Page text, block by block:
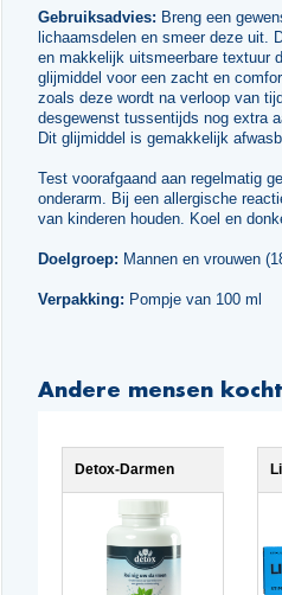
Gebruiksadvies: Breng een
lichaamsdelen en smeer deze uit.
en makkelijk uitsmeerbare textuur
glijmiddel voor een zacht en
zoals deze wordt na verloop van
desgewenst tussentijds nog extra
Dit glijmiddel is gemakkelijk
Test voorafgaand aan regelmatig
onderarm. Bij een allergische
van kinderen houden. Koel en
Doelgroep: Mannen en vrouwen
Verpakking: Pompje van 100 ml
Andere mensen
Detox-Darmen